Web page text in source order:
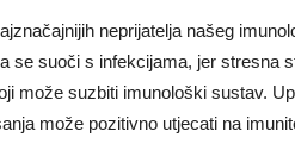
neprijatelja našeg
se suoči s infekcijama, jer stresna
može suzbiti imunološki sustav.
može pozitivno utjecati na